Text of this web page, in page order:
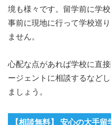
境も様々です。留学前に学
事前に現地に行って学校巡
ません。
心配な点があれば学校に直
ージェントに相談するなど
ましょう。
【相談無料】 安心の大手